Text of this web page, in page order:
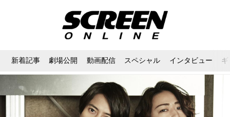
新着記事 劇場公開 動画配信 スペシャル インタビュー